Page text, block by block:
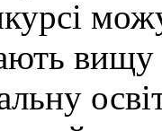
вищу